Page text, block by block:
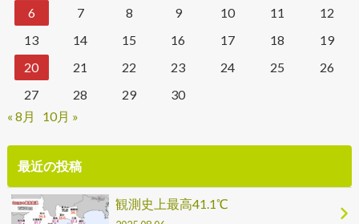
6
7 8 9 10 11
12
13
14 15 16 17 18
19
20
21 22 23 24 25
26
27
28 29
30
« 8月
10月 »
最近の投稿
観測史上最高41.1℃